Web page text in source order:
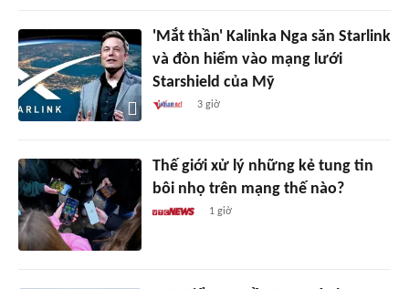
'Mắt thần' Kalinka Nga săn Starlink
và đòn hiểm vào mạng lưới
Starshield của Mỹ
3 giờ
Thế giới xử lý những kẻ tung tin
bôi nhọ trên mạng thế nào?
1 giờ